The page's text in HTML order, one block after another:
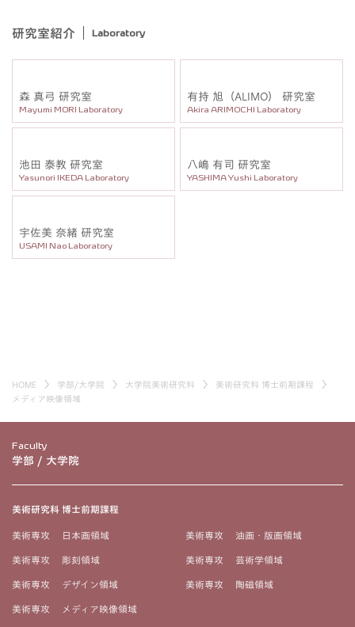
研究室紹介 Laboratory
森 真弓 研究室
Mayumi MORI Laboratory
有持 旭（ALIMO） 研究室
Akira ARIMOCHI Laboratory
池田 泰教 研究室
Yasunori IKEDA Laboratory
八嶋 有司 研究室
YASHIMA Yushi Laboratory
宇佐美 奈緒 研究室
USAMI Nao Laboratory
HOME 学部/大学院 大学院美術研究科
美術研究科 博士前期課程
メディア映像領域
Faculty
学部 / 大学院
美術研究科 博士前期課程
美術専攻 日本画領域 美術専攻 油画・版画領域
美術専攻 彫刻領域 美術専攻 芸術学領域
美術専攻 デザイン領域 美術専攻 陶磁領域
美術専攻 メディア映像領域